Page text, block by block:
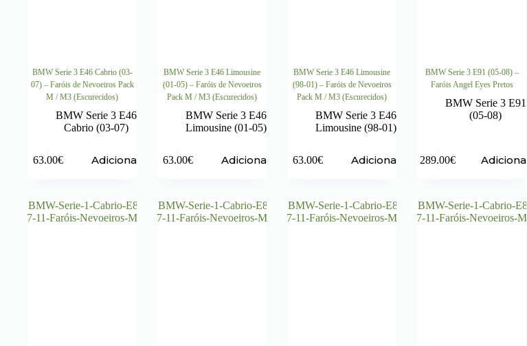
BMW Serie 3 E46 Cabrio (03-
07) – Faróis de Nevoeiros Pack
M / M3 (Escurecidos)
BMW Serie 3 E46
Cabrio (03-07)
63.00€ Adicionar
BMW Serie 3 E46 Limousine
(01-05) – Faróis de Nevoeiros
Pack M / M3 (Escurecidos)
BMW Serie 3 E46
Limousine (01-05)
63.00€ Adicionar
BMW Serie 3 E46 Limousine
(98-01) – Faróis de Nevoeiros
Pack M / M3 (Escurecidos)
BMW Serie 3 E46
Limousine (98-01)
63.00€ Adicionar
BMW Serie 3 E91 (05-08) –
Faróis Angel Eyes Pretos
BMW Serie 3 E91
(05-08)
289.00€ Adicionar